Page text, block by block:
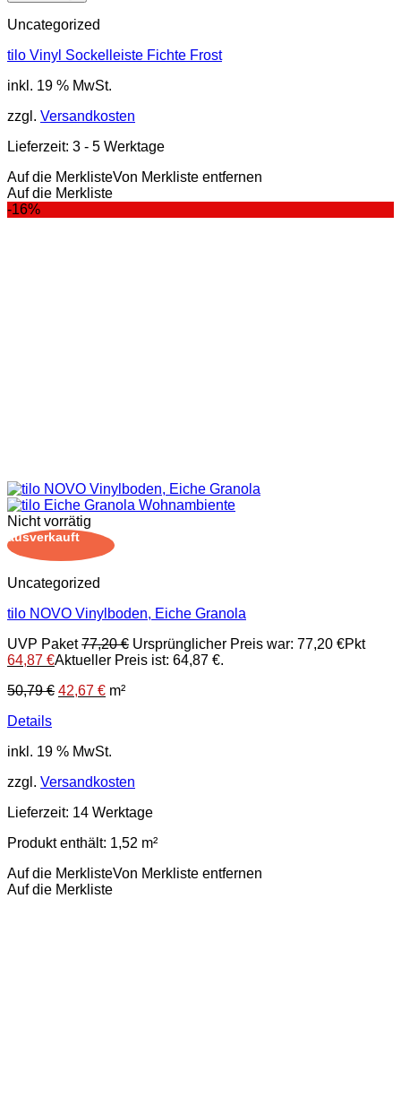
Uncategorized
tilo Vinyl Sockelleiste Fichte Frost
inkl. 19 % MwSt.
zzgl. Versandkosten
Lieferzeit: 3 - 5 Werktage
Auf die MerklisteVon Merkliste entfernen
Auf die Merkliste
-16%
Nicht vorrätig
ausverkauft
Uncategorized
tilo NOVO Vinylboden, Eiche Granola
UVP Paket 77,20€ Ursprünglicher Preis war: 77,20 €Pkt
64,87 €Aktueller Preis ist: 64,87 €.
50,79€ 42,67 € m²
Details
inkl. 19 % MwSt.
zzgl. Versandkosten
Lieferzeit: 14 Werktage
Produkt enthält: 1,52 m²
Auf die MerklisteVon Merkliste entfernen
Auf die Merkliste